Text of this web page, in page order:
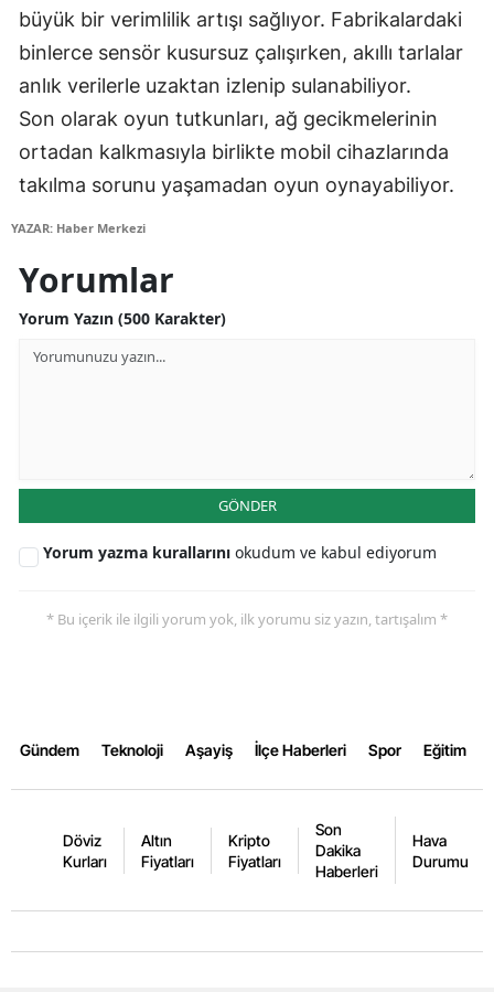
büyük bir verimlilik artışı sağlıyor. Fabrikalardaki
binlerce sensör kusursuz çalışırken, akıllı tarlalar
anlık verilerle uzaktan izlenip sulanabiliyor.
Son olarak oyun tutkunları, ağ gecikmelerinin
ortadan kalkmasıyla birlikte mobil cihazlarında
takılma sorunu yaşamadan oyun oynayabiliyor.
YAZAR: Haber Merkezi
Yorumlar
Yorum Yazın (500 Karakter)
GÖNDER
Yorum yazma kurallarını okudum ve kabul ediyorum
* Bu içerik ile ilgili yorum yok, ilk yorumu siz yazın, tartışalım *
Gündem Teknoloji Aşayiş İlçe Haberleri Spor Eğitim
Döviz
Kurları
Altın
Fiyatları
Kripto
Fiyatları
Son
Dakika
Haberleri
Hava
Durumu